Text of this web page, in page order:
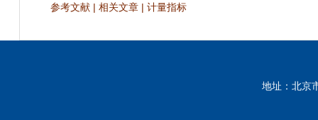
参考文献 | 相关文章 | 计量指标
地址：北京